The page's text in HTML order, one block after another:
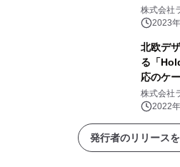
株式会社
2023
北欧デ
る「
応のケ
株式会社
2022
発行者のリリース